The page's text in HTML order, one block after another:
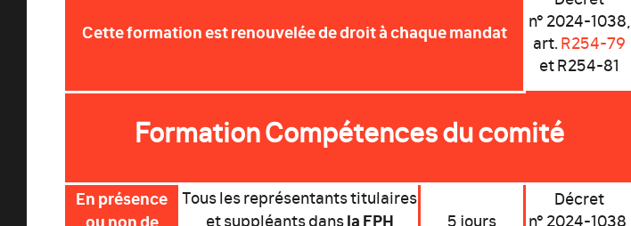
Cette formation est renouvelée de droit à chaque mandat
n° 2024-1038,
art.R254-79
et R254-81
Formation Compétences du comité
En présence
ou non de
Tous les représentants titulaires
et suppléants dansla FPH 5 jours
Décret
n° 2024-1038,